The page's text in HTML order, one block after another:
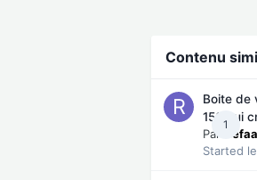
Contenu
1
Boite de
156 qui
Par
Started